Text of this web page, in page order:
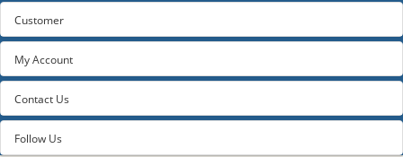
Customer
My Account
Contact Us
Follow Us